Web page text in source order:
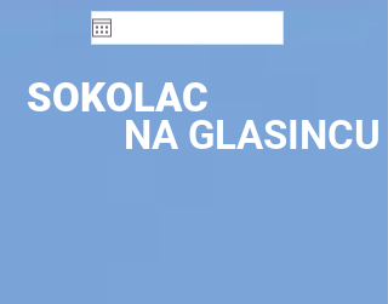
SOKOLAC
NA GLASINCU